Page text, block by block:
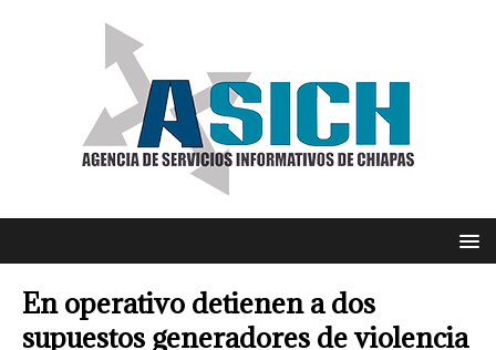
En operativo detienen a dos
supuestos generadores de violencia